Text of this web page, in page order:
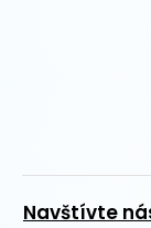
Navštívte